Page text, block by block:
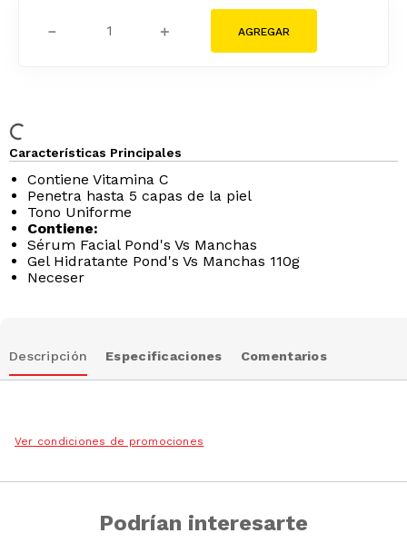
＋
－
Características Principales
Contiene Vitamina C
Penetra hasta 5 capas de la piel
Tono Uniforme
Contiene:
Sérum Facial Pond's Vs Manchas
Gel Hidratante Pond's Vs Manchas 110g
Neceser
Descripción Especificaciones Comentarios
Ver condiciones de promociones
Podrían interesarte